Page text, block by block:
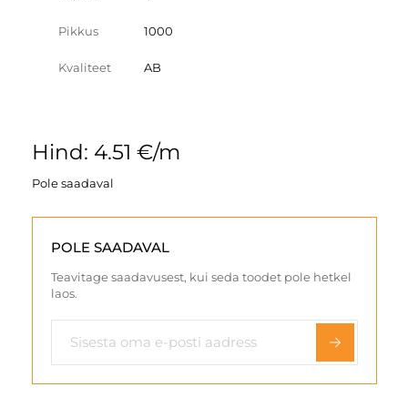
Pikkus 1000
Kvaliteet AB
Hind: 4.51 €/m
Pole saadaval
POLE SAADAVAL
Teavitage saadavusest, kui seda toodet pole hetkel
laos.